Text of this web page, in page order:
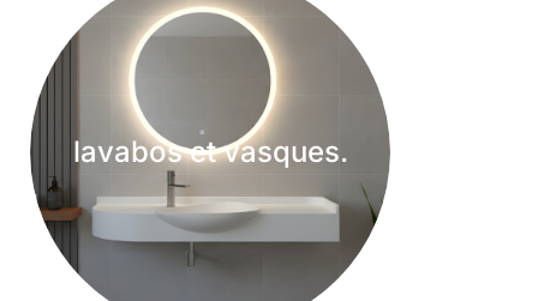
lavabos et vasques.